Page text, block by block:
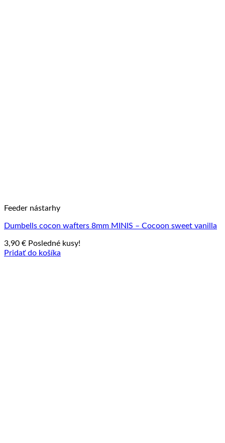
Feeder nástarhy
Dumbells cocon wafters 8mm MINIS – Cocoon sweet vanilla
3,90 € Posledné kusy!
Pridať do košíka